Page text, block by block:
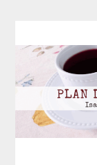
contenido